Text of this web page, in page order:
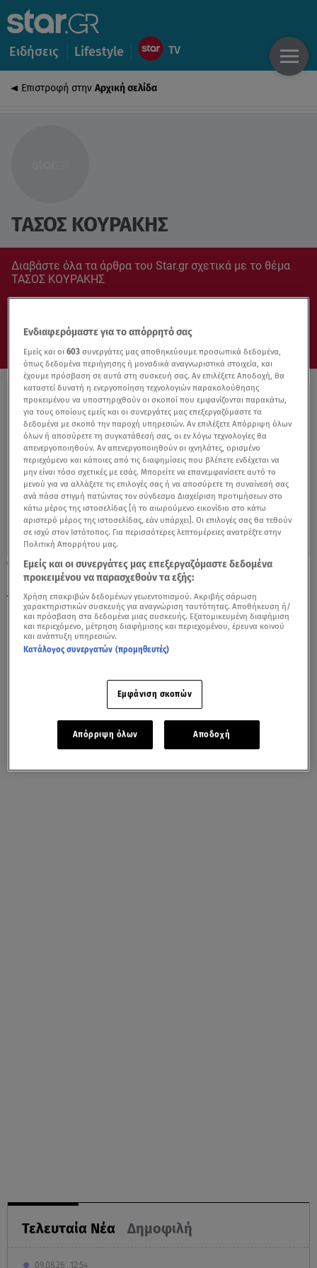
Ειδήσεις Lifestyle
Επιστροφή στην Αρχική σελίδα
ΤΑΣΟΣ ΚΟΥΡΑΚΗΣ
Διαβάστε όλα τα άρθρα του Star.gr σχετικά με το θέμα
ΤΑΣΟΣ ΚΟΥΡΑΚΗΣ
10.10.21, 12:31
Πέθανε ο πρώην υπουργός και βουλευτής
του ΣΥΡΙΖΑ Τάσος Κουράκης
Τελευταία Νέα Δημοφιλή
09.08.26 , 12:54
Ενδιαφερόμαστε για το απόρρητό σας
Εμείς και οι603 συνεργάτες μας αποθηκεύουμε προσωπικά δεδομένα,
όπως δεδομένα περιήγησης ή μοναδικά αναγνωριστικά στοιχεία, και
έχουμε πρόσβαση σε αυτά στη συσκευή σας. Αν επιλέξετε Αποδοχή, θα
καταστεί δυνατή η ενεργοποίηση τεχνολογιών παρακολούθησης
προκειμένου να υποστηριχθούν οι σκοποί που εμφανίζονται παρακάτω,
για τους οποίους εμείς και οι συνεργάτες μας επεξεργαζόμαστε τα
δεδομένα με σκοπό την παροχή υπηρεσιών. Αν επιλέξετε Απόρριψη όλων
όλων ή αποσύρετε τη συγκατάθεσή σας, οι εν λόγω τεχνολογίες θα
απενεργοποιηθούν. Αν απενεργοποιηθούν οι ιχνηλάτες, ορισμένο
περιεχόμενο και κάποιες από τις διαφημίσεις που βλέπετε ενδέχεται να
μην είναι τόσο σχετικές με εσάς. Μπορείτε να επανεμφανίσετε αυτό το
μενού για να αλλάξετε τις επιλογές σας ή να αποσύρετε τη συναίνεσή σας
ανά πάσα στιγμή πατώντας τον σύνδεσμο Διαχείριση προτιμήσεων στο
κάτω μέρος της ιστοσελίδας [ή το αιωρούμενο εικονίδιο στο κάτω
αριστερό μέρος της ιστοσελίδας, εάν υπάρχει]. Οι επιλογές σας θα τεθούν
σε ισχύ στον Ιστότοπος. Για περισσότερες λεπτομέρειες ανατρέξτε στην
Πολιτική Απορρήτου μας.
Εμείς και οι συνεργάτες μας επεξεργαζόμαστε δεδομένα
προκειμένου να παρασχεθούν τα εξής:
Χρήση επακριβών δεδομένων γεωεντοπισμού. Ακριβής σάρωση
χαρακτηριστικών συσκευής για αναγνώριση ταυτότητας. Αποθήκευση ή/
και πρόσβαση στα δεδομένα μιας συσκευής. Εξατομικευμένη διαφήμιση
και περιεχόμενο, μέτρηση διαφήμισης και περιεχομένου, έρευνα κοινού
και ανάπτυξη υπηρεσιών.
Κατάλογος συνεργατών (προμηθευτές)
Εμφάνιση σκοπών
Απόρριψη όλων Αποδοχή